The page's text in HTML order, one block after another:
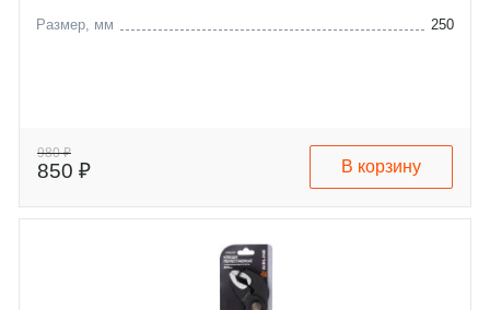
Размер, мм 250
980 ₽
850 ₽ В корзину